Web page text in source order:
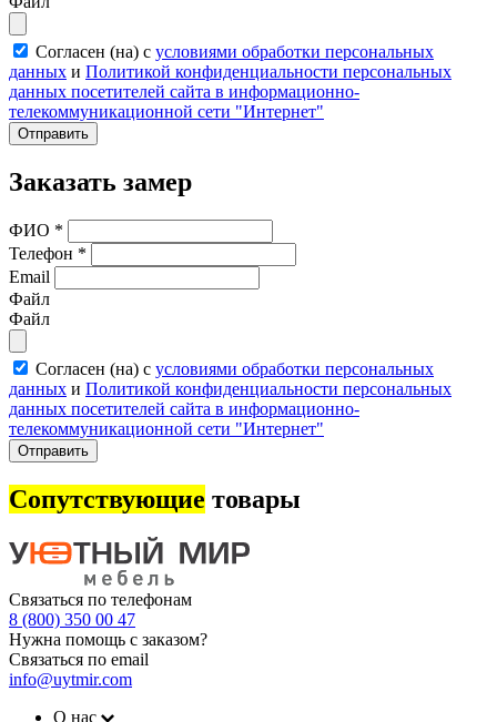
Согласен (на) с условиями обработки персональных
данных и Политикой конфиденциальности персональных
данных посетителей сайта в информационно-
телекоммуникационной сети "Интернет"
Отправить
Заказать замер
ФИО *
Телефон *
Email
Файл
Файл
Согласен (на) с условиями обработки персональных
данных и Политикой конфиденциальности персональных
данных посетителей сайта в информационно-
телекоммуникационной сети "Интернет"
Отправить
Сопутствующие товары
Связаться по телефонам
8 (800) 350 00 47
Нужна помощь с заказом?
Связаться по email
info@uytmir.com
О нас